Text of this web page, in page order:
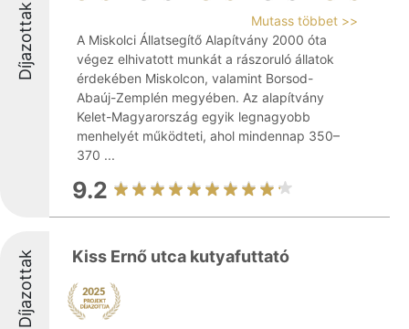
Díjazottak
Mutass többet >>
A Miskolci Állatsegítő Alapítvány 2000 óta
végez elhivatott munkát a rászoruló állatok
érdekében Miskolcon, valamint Borsod-
Abaúj-Zemplén megyében. Az alapítvány
Kelet-Magyarország egyik legnagyobb
menhelyét működteti, ahol mindennap 350–
370 ...
9.2
Díjazottak Kiss Ernő utca kutyafuttató